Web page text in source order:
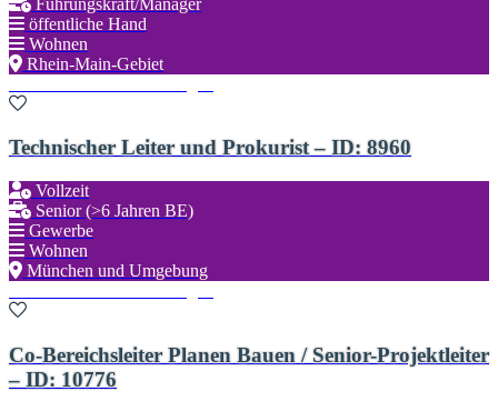
öffentliche Hand
Wohnen
Rhein-Main-Gebiet
Technischer Leiter und Prokurist – ID: 8960
Vollzeit
Senior (>6 Jahren BE)
Gewerbe
Wohnen
München und Umgebung
Co-Bereichsleiter Planen Bauen / Senior-Projektleiter
– ID: 10776